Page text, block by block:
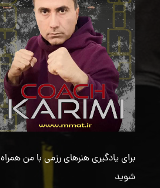
برای یادگیری هنرهای رزمی با من همراه
شوید